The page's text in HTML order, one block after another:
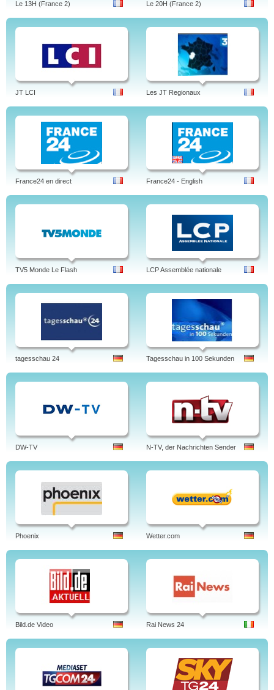
Le 13H (France 2) Le 20H (France 2)
JT LCI Les JT Regionaux
France24 en direct France24 - English
TV5 Monde Le Flash LCP Assemblée nationale
tagesschau 24 Tagesschau in 100 Sekunden
DW-TV N-TV, der Nachrichten Sender
Phoenix Wetter.com
Bild.de Video Rai News 24